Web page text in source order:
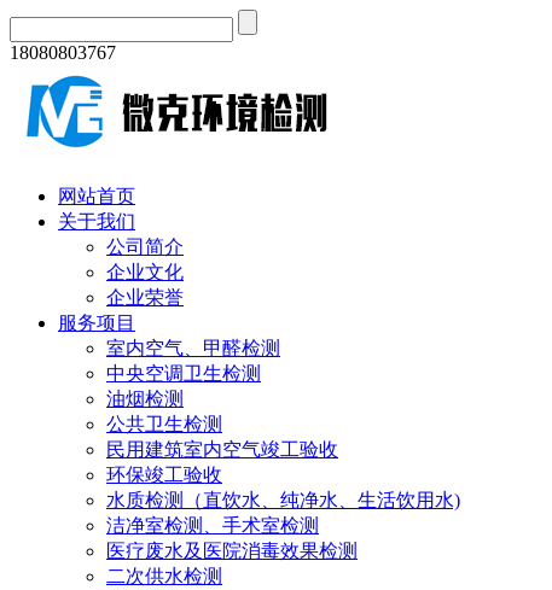
18080803767
网站首页
关于我们
公司简介
企业文化
企业荣誉
服务项目
室内空气、甲醛检测
中央空调卫生检测
油烟检测
公共卫生检测
民用建筑室内空气竣工验收
环保竣工验收
水质检测（直饮水、纯净水、生活饮用水)
洁净室检测、手术室检测
医疗废水及医院消毒效果检测
二次供水检测